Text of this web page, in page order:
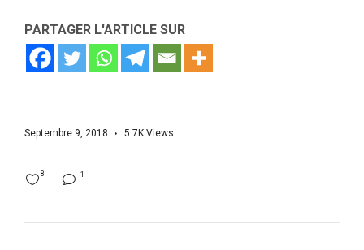
PARTAGER L'ARTICLE SUR
Septembre 9, 2018 5.7K Views
1
8